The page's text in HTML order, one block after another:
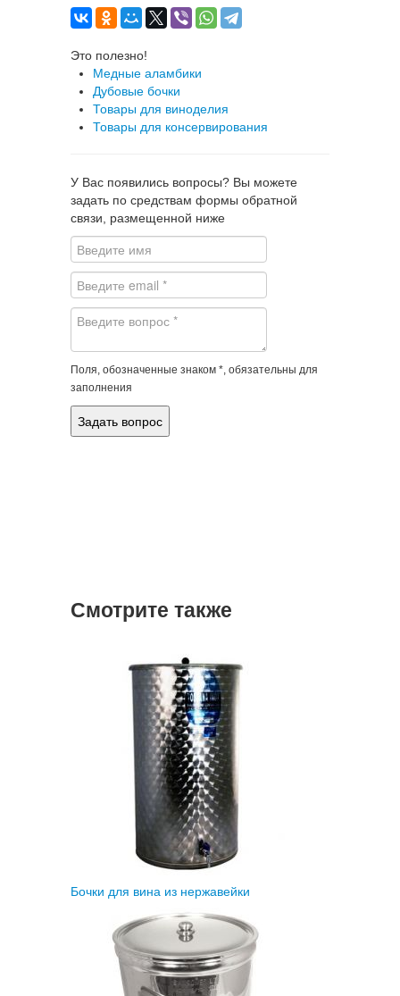
Это полезно!
Медные аламбики
Дубовые бочки
Товары для виноделия
Товары для консервирования
У Вас появились вопросы? Вы можете
задать по средствам формы обратной
связи, размещенной ниже
Поля, обозначенные знаком *, обязательны для
заполнения
Смотрите также
Бочки для вина из нержавейки